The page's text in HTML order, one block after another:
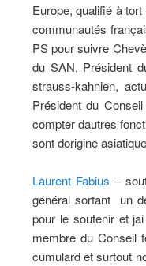
Europe, qualifié à
communautés
PS pour suivre
du SAN, Président
strauss-kahnien,
Président du
compter dautres
sont dorigine
Laurent Fabius –
général sortant  un
pour le soutenir et
membre du Conseil
cumulard et surtout